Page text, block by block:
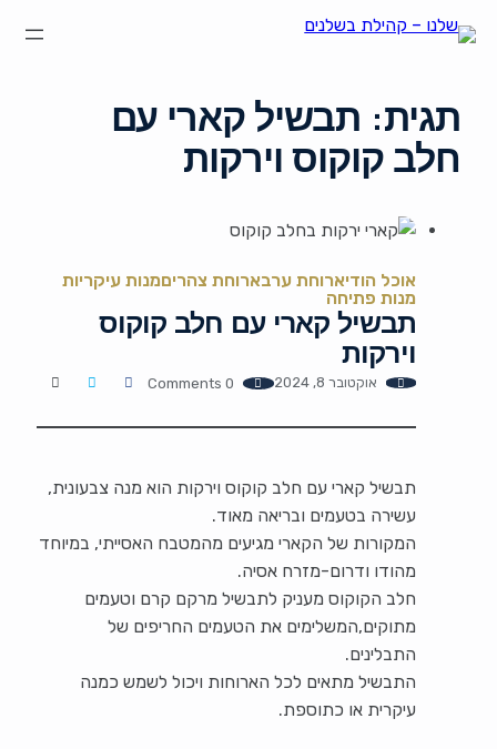
תגית: תבשיל קארי עם
חלב קוקוס וירקות
אוכל הודיארוחת ערבארוחת צהריםמנות עיקריות
מנות פתיחה
תבשיל קארי עם חלב קוקוס
וירקות
אוקטובר 8, 2024 0 Comments
תבשיל קארי עם חלב קוקוס וירקות הוא מנה צבעונית,
עשירה בטעמים ובריאה מאוד.
המקורות של הקארי מגיעים מהמטבח האסייתי, במיוחד
מהודו ודרום-מזרח אסיה.
חלב הקוקוס מעניק לתבשיל מרקם קרם וטעמים
מתוקים,המשלימים את הטעמים החריפים של
התבלינים.
התבשיל מתאים לכל הארוחות ויכול לשמש כמנה
עיקרית או כתוספת.